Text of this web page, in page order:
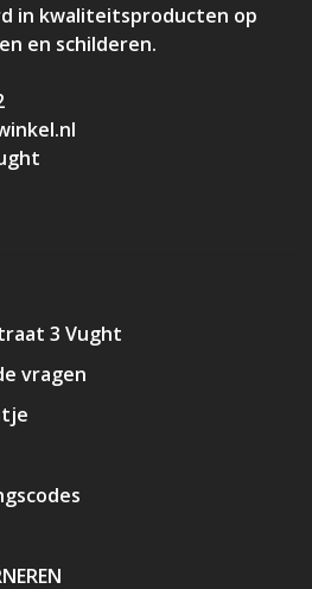
in kwaliteitsproducten op
en schilderen.
3 Vught
vragen